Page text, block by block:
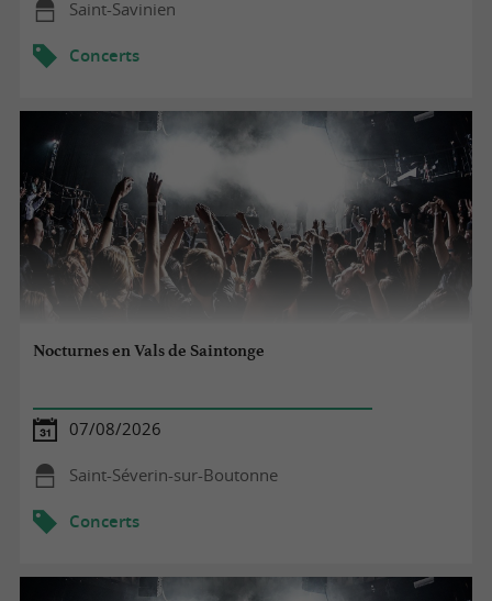
Saint-Savinien
Concerts
Nocturnes en Vals de Saintonge
07/08/2026
Saint-Séverin-sur-Boutonne
Concerts